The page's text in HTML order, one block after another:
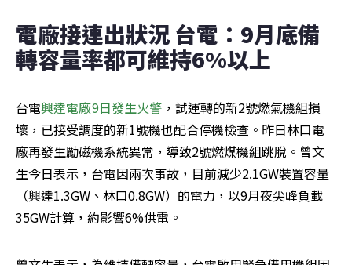
電廠接連出狀況 台電：9月底備
轉容量率都可維持6%以上
台電興達電廠9日發生火警 ，試運轉的新2號燃氣機組損
壞，已接受調度的新1號機也配合停機檢查。昨日林口電
廠再發生勵磁機系統異常，導致2號燃煤機組跳脫。曾文
生今日表示，台電因兩次事故，目前減少2.1GW裝置容量
（興達1.3GW、林口0.8GW）的電力，以9月夜尖峰負載
35GW計算，約影響6%供電。